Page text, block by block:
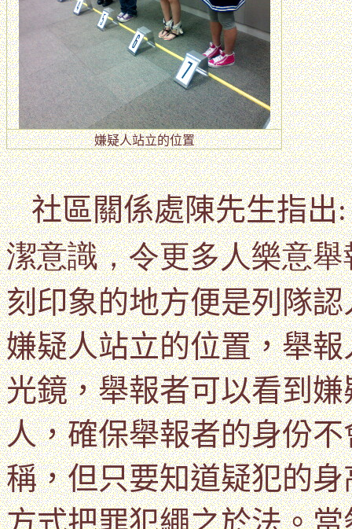
嫌疑人站立的位置
社區關係處陳先生指出
潔意識，令更多人樂意舉
刻印象的地方便是列隊認
嫌疑人站立的位置，舉報
光鏡，舉報者可以看到嫌
人，確保舉報者的身份
稱，但只要知道疑犯的